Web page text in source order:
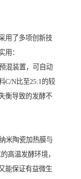
用了多项创新技
用：
混装置，可自动
C/N比至25:1的较
衡导致的发酵不
米陶瓷加热膜与
高温发酵环境，
能保证有益微生